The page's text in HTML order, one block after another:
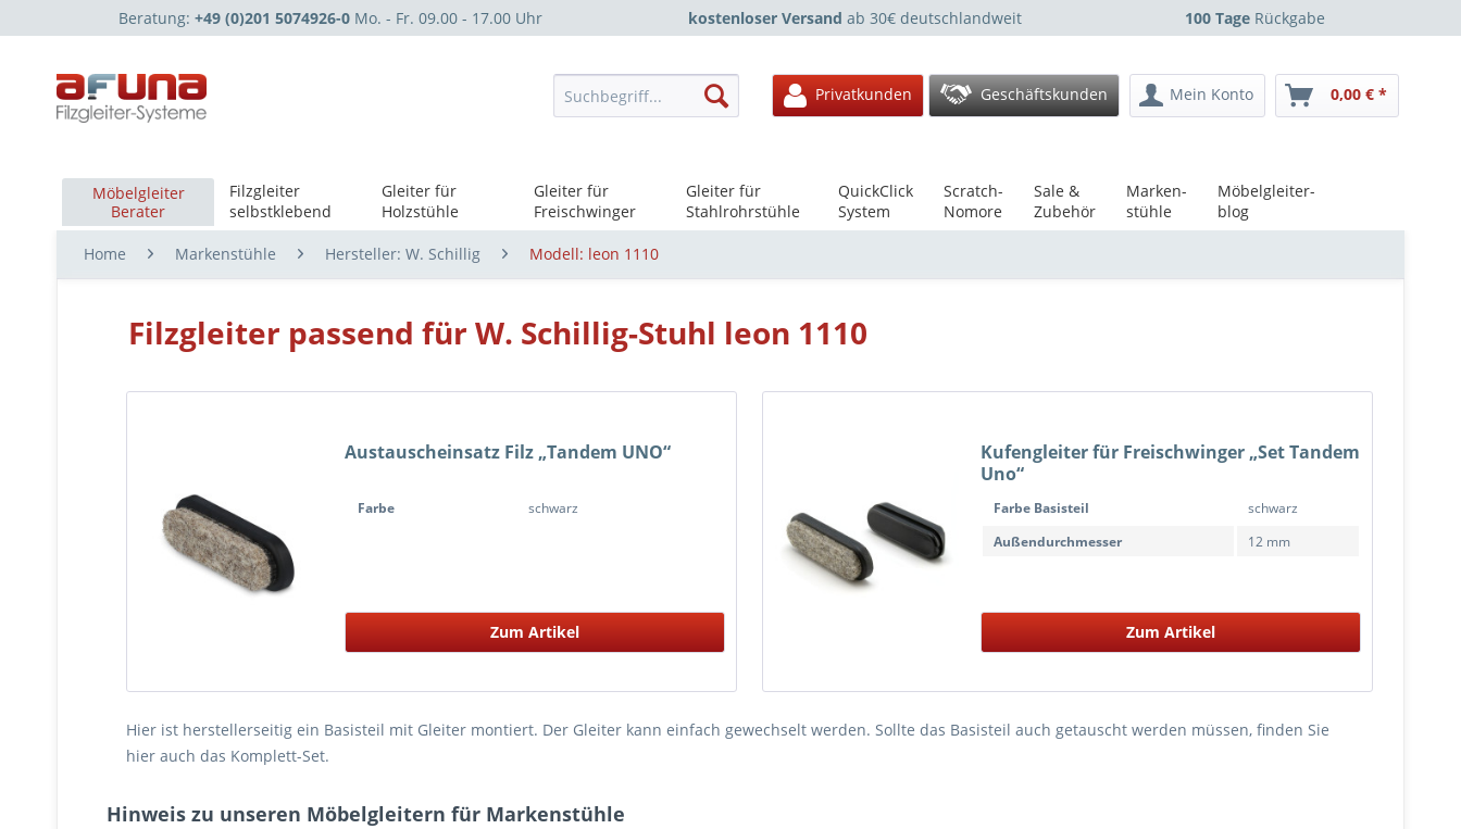
Beratung:+49 (0)201 5074926-0 Mo. - Fr. 09.00 - 17.00 Uhr kostenloser Versand ab 30€ deutschlandweit 100 Tage Rückgabe
Privatkunden Geschäftskunden Mein Konto 0,00 € *
Möbelgleiter
Berater
Filzgleiter
selbstklebend
Gleiter für
Holzstühle
Gleiter für
Freischwinger
Gleiter für
Stahlrohrstühle
QuickClick
System
Scratch-
Nomore
Sale &
Zubehör
Marken-
stühle
Möbelgleiter-
blog
Home Markenstühle Hersteller: W. Schillig Modell: leon 1110
Filzgleiter passend für W. Schillig-Stuhl leon 1110
Austauscheinsatz Filz „Tandem UNO“
Farbe schwarz
Zum Artikel
Kufengleiter für Freischwinger „Set Tandem
Uno“
Farbe Basisteil
schwarz
Außendurchmesser
12 mm
Zum Artikel
Hier ist herstellerseitig ein Basisteil mit Gleiter montiert. Der Gleiter kann einfach gewechselt werden. Sollte das Basisteil auch getauscht werden müssen, finden Sie
hier auch das Komplett-Set.
Hinweis zu unseren Möbelgleitern für Markenstühle